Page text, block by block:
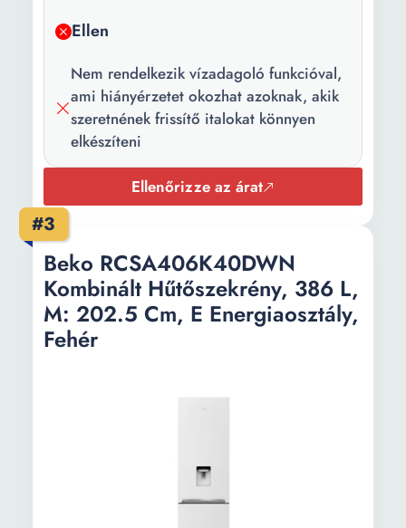
Hűtvetartási
idő áramellátás
nélkül:
Hűtőszekrény
nettó térfogata:
266 l
Hűtő polcok
4
Ajtórekeszek
száma:
Hűtőszekrény
leolvasztó
rendszer:
Kézi
6 kg
Ellen
Nem rendelkezik vízadagoló funkcióval,
ami hiányérzetet okozhat azoknak, akik
szeretnének frissítő italokat könnyen
elkészíteni
Ellenőrizze az árat
#3
Beko RCSA406K40DWN
Kombinált Hűtőszekrény, 386 L,
M: 202.5 Cm, E Energiaosztály,
Fehér